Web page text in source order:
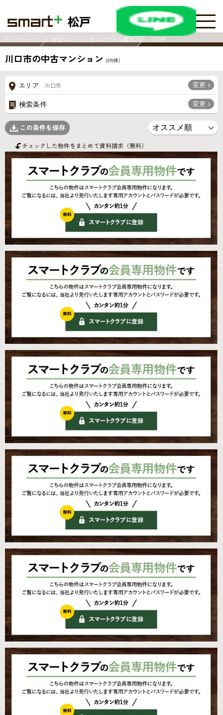
松戸
トップページ 中古マンションをエリアから探す 川口市
川口市の中古マンション (878件)
エリア 川口市 変更
検索条件 変更
この条件を保存
チェックした物件をまとめて資料請求（無料）